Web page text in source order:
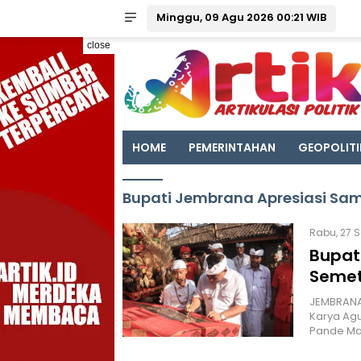
Minggu, 09 Agu 2026 00:21 WIB
close
HOME PEMERINTAHAN
Bupati Jembrana Apresiasi
Rabu, 27
Karya
Pande